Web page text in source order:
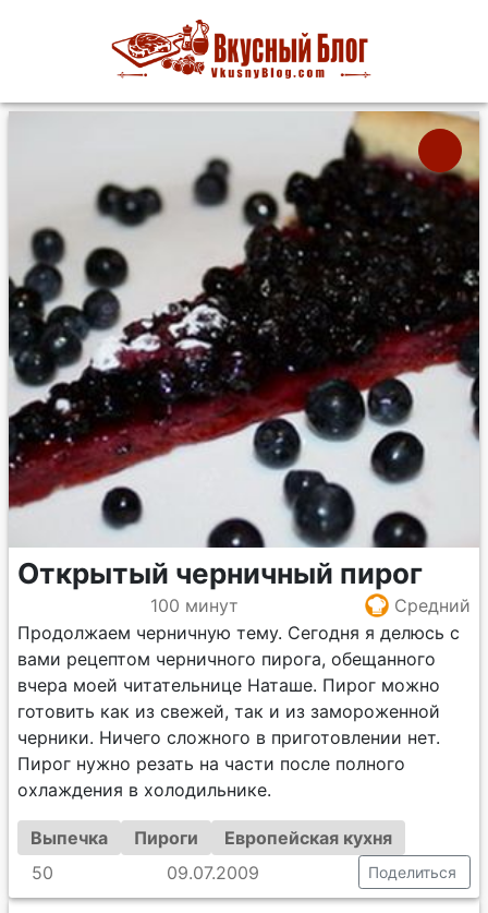
Открытый черничный пирог
100 минут
Средний
Продолжаем черничную тему. Сегодня я делюсь с
вами рецептом черничного пирога, обещанного
вчера моей читательнице Наташе. Пирог можно
готовить как из свежей, так и из замороженной
черники. Ничего сложного в приготовлении нет.
Пирог нужно резать на части после полного
охлаждения в холодильнике.
Выпечка Пироги
Европейская кухня
50
09.07.2009 Поделиться